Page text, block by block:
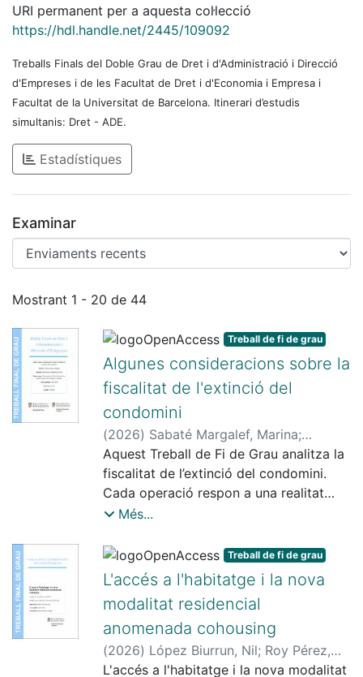
URI permanent per a aquesta col·lecció
https://hdl.handle.net/2445/109092
Treballs Finals del Doble Grau de Dret i d'Administració i Direcció
d'Empreses i de les Facultat de Dret i d'Economia i Empresa i
Facultat de la Universitat de Barcelona. Itinerari d’estudis
simultanis: Dret - ADE.
Estadístiques
Examinar
Enviaments recents
Mostrant 1 - 20 de 44
Treball de fi de grau
Algunes consideracions sobre la
fiscalitat de l'extinció del
condomini
(2026) Sabaté Margalef, Marina;
Torregrosa Carné, Maria Dolors
Aquest Treball de Fi de Grau analitza la
fiscalitat de l’extinció del condomini.
Cada operació respon a una realitat
jurídica pròpia, condicionada per
forma d’adjudicació i l’existència de
compensacions, tant en els supòsits
d’extinció total com parcial. La
diversitat de situacions que es
presenten en la pràctica impedeix una
solució fiscal uniforme i obliga a
efectuar una anàlisi específica en
Més...
Treball de fi de grau
L'accés a l'habitatge i la nova
modalitat residencial
anomenada cohousing
(2026) López Biurrun, Nil; Roy Pérez,
Cristina ;Poblet Farrés, M. Cristina
L'accés a l'habitatge i la nova modalitat